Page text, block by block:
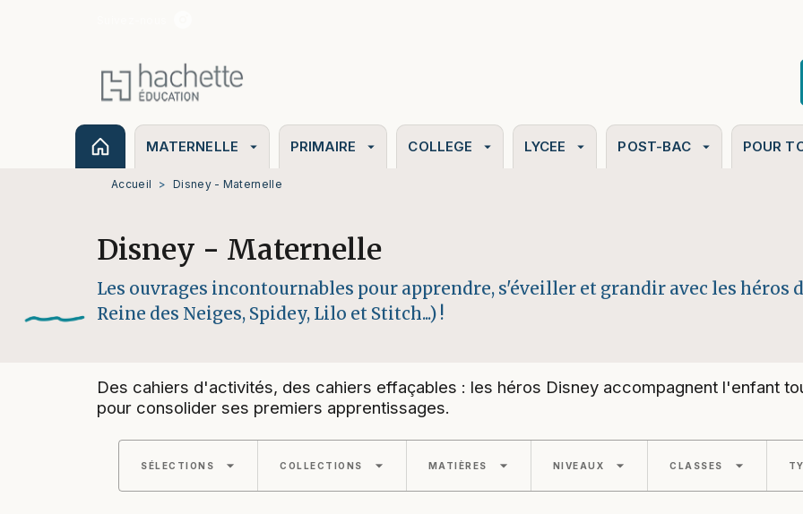
MATERNELLE arrow_drop_down PRIMAIRE arrow_drop_down COLLEGE arrow_drop_down LYCEE arrow_drop_down POST-BAC arrow_drop_down POUR
Accueil > Disney - Maternelle
Disney - Maternelle
Les ouvrages incontournables pour apprendre, s'éveiller et grandir avec les héros
Reine des Neiges, Spidey, Lilo et Stitch...) !
Des cahiers d'activités, des cahiers effaçables : les héros Disney accompagnent l'enfant
pour consolider ses premiers apprentissages.
SÉLECTIONS arrow_drop_down COLLECTIONS arrow_drop_down MATIÈRES arrow_drop_down NIVEAUX arrow_drop_down CLASSES arrow_drop_down